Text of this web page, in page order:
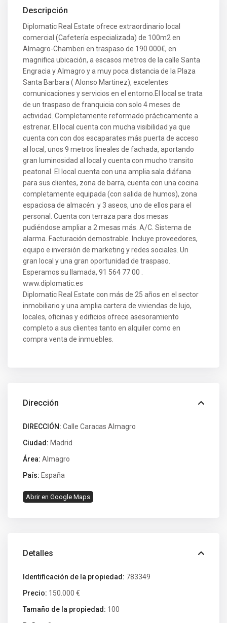
Descripción
Diplomatic Real Estate ofrece extraordinario local
comercial (Cafetería especializada) de 100m2 en
Almagro-Chamberi en traspaso de 190.000€, en
magnifica ubicación, a escasos metros de la calle Santa
Engracia y Almagro y a muy poca distancia de la Plaza
Santa Barbara ( Alonso Martinez), excelentes
comunicaciones y servicios en el entorno.El local se trata
de un traspaso de franquicia con solo 4 meses de
actividad. Completamente reformado prácticamente a
estrenar. El local cuenta con mucha visibilidad ya que
cuenta con con dos escaparates más puerta de acceso
al local, unos 9 metros lineales de fachada, aportando
gran luminosidad al local y cuenta con mucho transito
peatonal. El local cuenta con una amplia sala diáfana
para sus clientes, zona de barra, cuenta con una cocina
completamente equipada (con salida de humos), zona
espaciosa de almacén. y 3 aseos, uno de ellos para el
personal. Cuenta con terraza para dos mesas
pudiéndose ampliar a 2 mesas más. A/C. Sistema de
alarma. Facturación demostrable. Incluye proveedores,
equipo e inversión de marketing y redes sociales. Un
gran local y una gran oportunidad de traspaso.
Esperamos su llamada, 91 564 77 00 .
www.diplomatic.es
Diplomatic Real Estate con más de 25 años en el sector
inmobiliario y una amplia cartera de viviendas de lujo,
locales, oficinas y edificios ofrece asesoramiento
completo a sus clientes tanto en alquiler como en
compra venta de inmuebles.
Dirección
DIRECCIÓN: Calle Caracas Almagro
Ciudad: Madrid
Área: Almagro
País: España
Abrir en Google Maps
Detalles
Identificación de la propiedad: 783349
Precio: 150.000 €
Tamaño de la propiedad: 100